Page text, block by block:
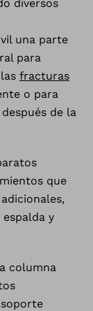
diversos
una parte
para
fracturas
o para
de la
que
y
columna